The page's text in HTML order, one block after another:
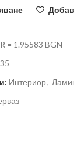
= 1.95583 BGN
Интериор,